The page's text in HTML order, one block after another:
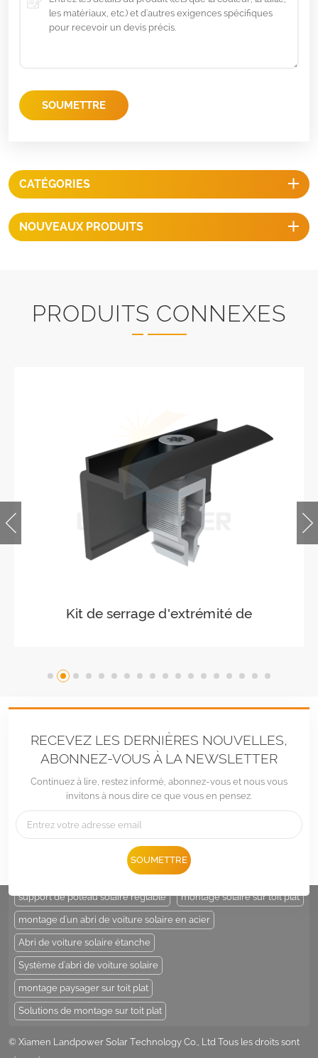
SOUMETTRE
CATÉGORIES
NOUVEAUX PRODUITS
PRODUITS CONNEXES
Pince centrale solaire facile
RECEVEZ LES DERNIÈRES NOUVELLES,
ABONNEZ-VOUS À LA NEWSLETTER
Continuez à lire, restez informé, abonnez-vous et nous vous
invitons à nous dire ce que vous en pensez.
SOUMETTRE
E-mail :Sales@LandpowerSolar.com
Add : Unit 206-9, No 15, Duiying Road, Jimei District, Xiamen, China
support de poteau solaire
support de poteau solaire réglable montage solaire sur toit plat
montage d'un abri de voiture solaire en acier
Abri de voiture solaire étanche
Système d'abri de voiture solaire
montage paysager sur toit plat
Solutions de montage sur toit plat
© Xiamen Landpower Solar Technology Co., Ltd Tous les droits sont